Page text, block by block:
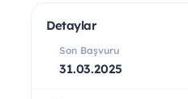
Detaylar
Son Başvuru
31.03.2025